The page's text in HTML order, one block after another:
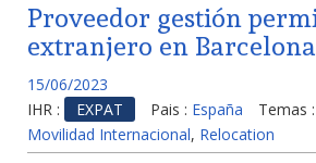
Proveedor gestión
extranjero en Barcelona
15/06/2023
IHR :
EXPAT Pais : España Temas :
Movilidad Internacional, Relocation